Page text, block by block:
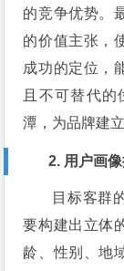
的竞争优势。
的价值主张，
成功的定位，
且不可替代
潭，为品牌建
2. 用户画
目标客群
要构建出立体
龄、性别、地